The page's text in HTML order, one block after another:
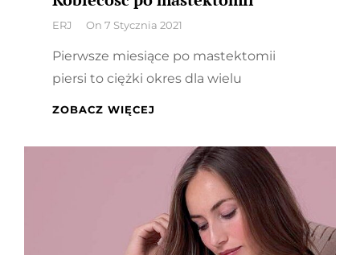
By
ERJ On 7 Stycznia 2021
Pierwsze miesiące po mastektomii
piersi to ciężki okres dla wielu
ZOBACZ WIĘCEJ